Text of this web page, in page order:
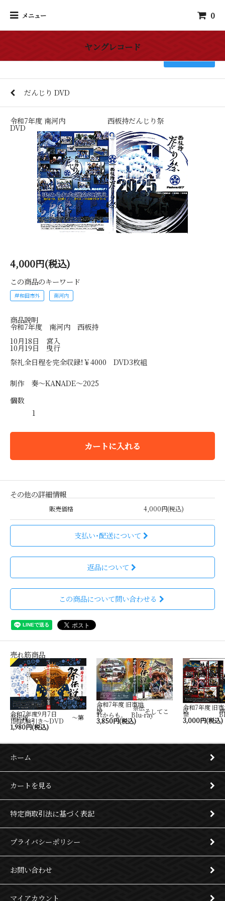
メニュー 0
ヤングレコード
だんじり DVD
令和7年度 南河内 西板持だんじり祭
DVD
4,000円(税込)
この商品のキーワード
岸和田市外 南河内
商品説明
令和7年度 南河内 西板持
10月18日 宮入
10月19日 曳行
祭礼全日程を完全収録！￥4000 DVD3枚組
制作 奏～KANADE～2025
個数
カートに入れる
その他の詳細情報
販売価格 4,000円(税込)
支払い・配送について
返品について
この商品について問い合わせる
売れ筋商品
令和7年度9月7日
祭伝説 ～第
1回試験引き～DVD
1,980円(税込)
令和7年度 旧市地
区 祭伝
説 そしてこ
れからも。 Blu-ray
3,850円(税込)
令和7年度 旧
区 岸
祭
3,000円(税込)
ホーム
カートを見る
特定商取引法に基づく表記
プライバシーポリシー
お問い合わせ
マイアカウント